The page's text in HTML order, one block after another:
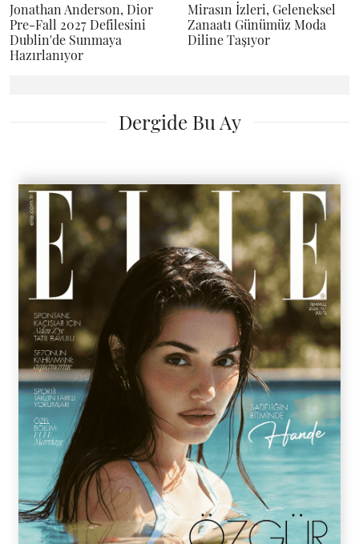
Jonathan Anderson, Dior
Pre-Fall 2027 Defilesini
Dublin'de Sunmaya
Hazırlanıyor
Mirasın İzleri, Geleneksel
Zanaatı Günümüz Moda
Diline Taşıyor
Dergide Bu Ay